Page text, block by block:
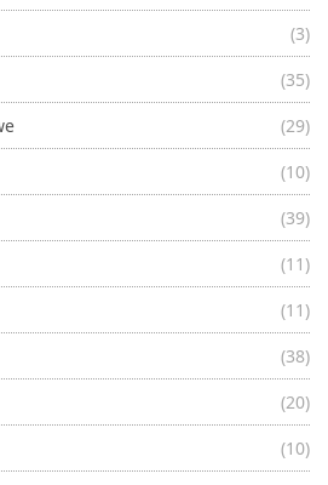
(3)
(35)
(29)
(10)
(39)
(11)
(11)
(38)
(20)
(10)